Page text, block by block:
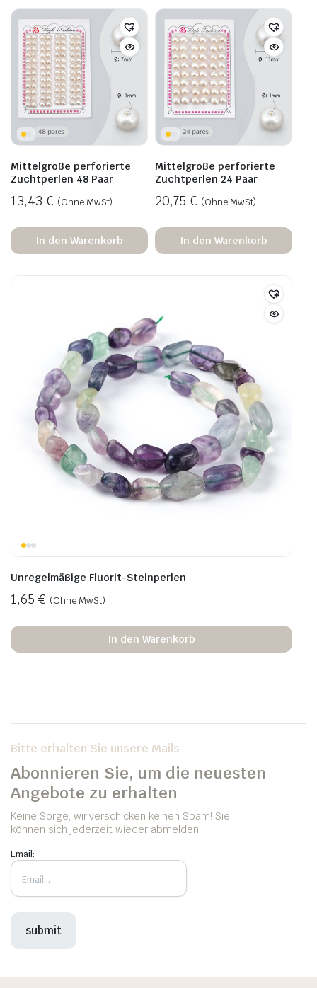
Mittelgroße perforierte
Zuchtperlen 48 Paar
13,43 € (Ohne MwSt)
In den Warenkorb
Mittelgroße perforierte
Zuchtperlen 24 Paar
20,75 € (Ohne MwSt)
In den Warenkorb
Unregelmäßige Fluorit-Steinperlen
1,65 € (Ohne MwSt)
In den Warenkorb
Bitte erhalten Sie unsere Mails
Abonnieren Sie, um die neuesten
Angebote zu erhalten
Keine Sorge, wir verschicken keinen Spam! Sie
können sich jederzeit wieder abmelden.
Email: